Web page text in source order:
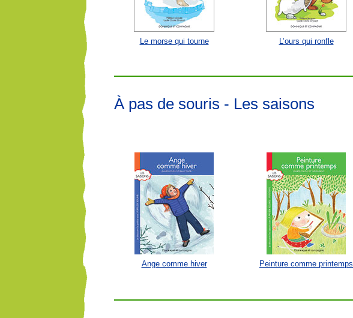
Le morse qui tourne L’ours qui ronfle
À pas de souris - Les saisons
Ange comme hiver Peinture comme printemps